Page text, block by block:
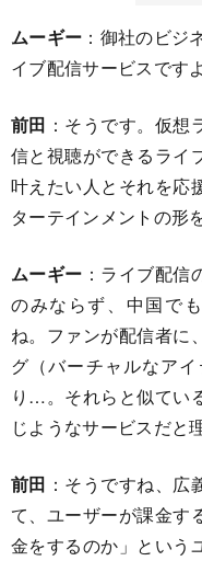
ムーギー ：御社のビジ
イブ配信サービスですよ
前田 ：そうです。仮
信と視聴ができるライ
叶えたい人とそれを応
ターテインメントの形
ムーギー ：ライブ配
のみならず、中国で
ね。ファンが配信者に
グ（バーチャルなア
り…。それらと似てい
じようなサービスだと
前田 ：そうですね、
て、ユーザーが課金す
金をするのか」という